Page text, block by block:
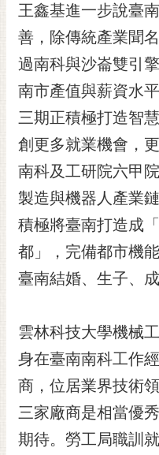
訂
閱
電
子
報
市
民
信
箱
English
日
本
語
私
權
及
安
全
政
策
王鑫基進一步說臺
善，除傳統產業聞
過南科與沙崙雙引
南市產值與薪資水
三期正積極打造智
創更多就業機會，
南科及工研院六甲
製造與機器人產業
積極將臺南打造成
都」，完備都市機
臺南結婚、生子、成
雲林科技大學機械
身在臺南南科工作
商，位居業界技術
三家廠商是相當優
期待。勞工局職訓